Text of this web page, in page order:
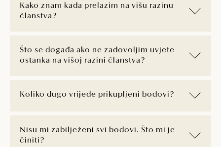
Kako znam kada prelazim na višu razinu
članstva?
Što se događa ako ne zadovoljim uvjete
ostanka na višoj razini članstva?
Koliko dugo vrijede prikupljeni bodovi?
Nisu mi zabilježeni svi bodovi. Što mi je
činiti?